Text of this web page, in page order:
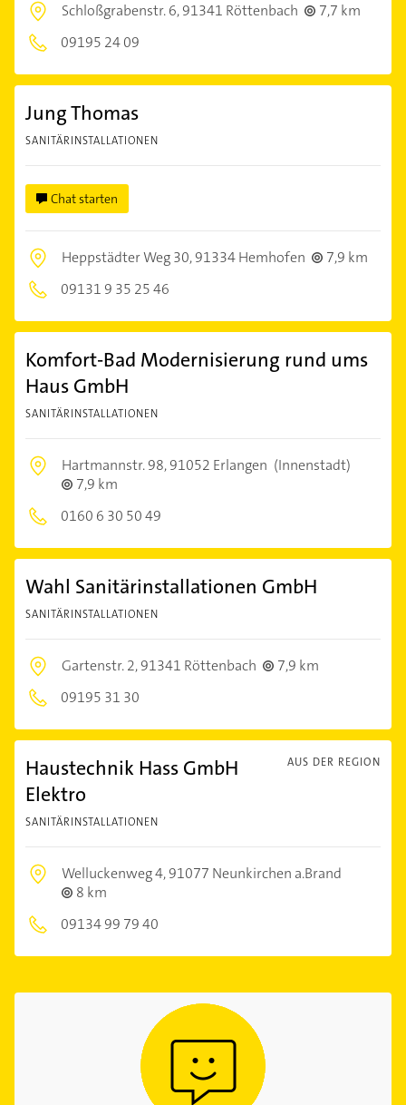
Schloßgrabenstr. 6,91341 Röttenbach
7,7 km
09195 24 09
Jung Thomas
SANITÄRINSTALLATIONEN
Chat starten
Heppstädter Weg 30,91334 Hemhofen
7,9 km
09131 9 35 25 46
Komfort-Bad Modernisierung rund ums
Haus GmbH
SANITÄRINSTALLATIONEN
Hartmannstr. 98,91052 Erlangen (Innenstadt)
7,9 km
0160 6 30 50 49
Wahl Sanitärinstallationen GmbH
SANITÄRINSTALLATIONEN
Gartenstr. 2,91341 Röttenbach
7,9 km
09195 31 30
AUS DER REGION
Haustechnik Hass GmbH
Elektro
SANITÄRINSTALLATIONEN
Welluckenweg 4,91077 Neunkirchen a.Brand
8 km
09134 99 79 40